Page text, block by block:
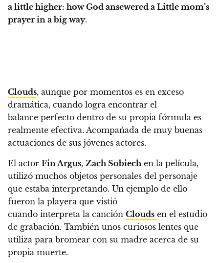
a little higher: how God ansewered a Little mom’s
prayer in a big way.
Clouds, aunque por momentos es en exceso
dramática, cuando logra encontrar el
balance perfecto dentro de su propia fórmula es
realmente efectiva. Acompañada de muy buenas
actuaciones de sus jóvenes actores.
El actor Fin Argus, Zach Sobiechen la película,
utilizó muchos objetos personales del personaje
que estaba interpretando. Un ejemplo de ello
fueron la playera que vistió
cuando interpreta la canción Clouds en el estudio
de grabación. También unos curiosos lentes que
utiliza para bromear con su madre acerca de su
propia muerte.